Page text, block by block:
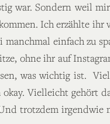
war. Sondern weil
Ich erzählte ihr
einfach zu
ohne ihr auf
was wichtig ist.
Vielleicht gehört
trotzdem irgendwie